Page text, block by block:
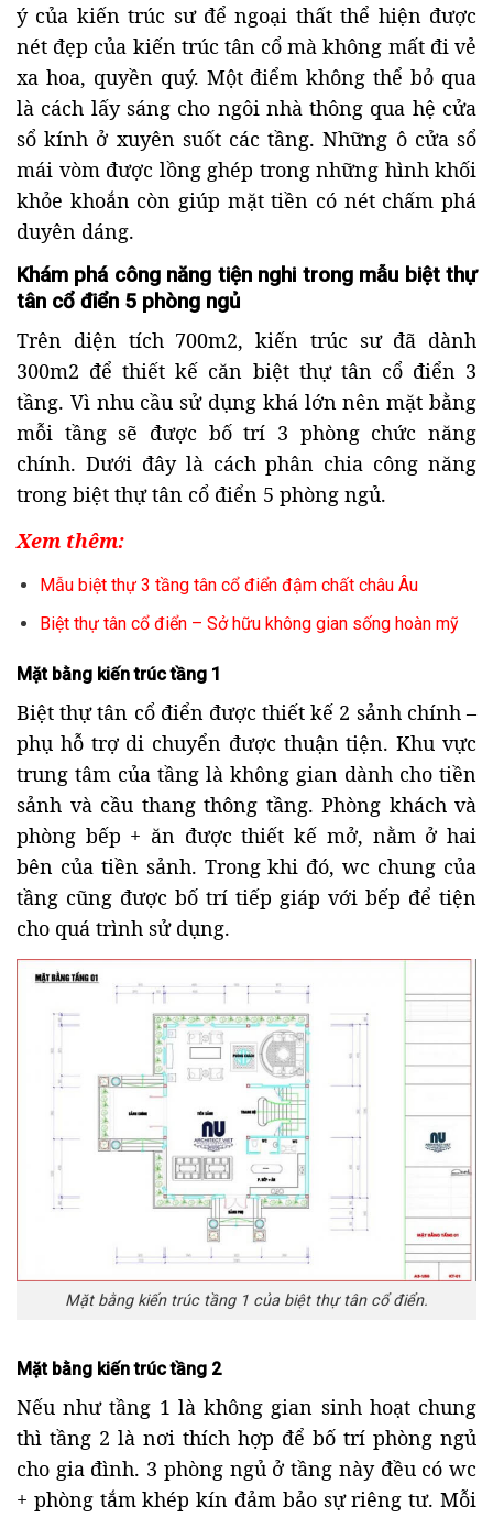
ý của kiến trúc sư để ngoại thất thể hiện được
nét đẹp của kiến trúc tân cổ mà không mất đi vẻ
xa hoa, quyền quý. Một điểm không thể bỏ qua
là cách lấy sáng cho ngôi nhà thông qua hệ cửa
sổ kính ở xuyên suốt các tầng. Những ô cửa sổ
mái vòm được lồng ghép trong những hình khối
khỏe khoắn còn giúp mặt tiền có nét chấm phá
duyên dáng.
Khám phá công năng tiện nghi trong mẫu biệt thự
tân cổ điển 5 phòng ngủ
Trên diện tích 700m2, kiến trúc sư đã dành
300m2 để thiết kế căn biệt thự tân cổ điển 3
tầng. Vì nhu cầu sử dụng khá lớn nên mặt bằng
mỗi tầng sẽ được bố trí 3 phòng chức năng
chính. Dưới đây là cách phân chia công năng
trong biệt thự tân cổ điển 5 phòng ngủ.
Xem thêm:
Mẫu biệt thự 3 tầng tân cổ điển đậm chất châu Âu
Biệt thự tân cổ điển – Sở hữu không gian sống hoàn mỹ
Mặt bằng kiến trúc tầng 1
Biệt thự tân cổ điển được thiết kế 2 sảnh chính –
phụ hỗ trợ di chuyển được thuận tiện. Khu vực
trung tâm của tầng là không gian dành cho tiền
sảnh và cầu thang thông tầng. Phòng khách và
phòng bếp + ăn được thiết kế mở, nằm ở hai
bên của tiền sảnh. Trong khi đó, wc chung của
tầng cũng được bố trí tiếp giáp với bếp để tiện
cho quá trình sử dụng.
Mặt bằng kiến trúc tầng 1 của biệt thự tân cổ điển.
Mặt bằng kiến trúc tầng 2
Nếu như tầng 1 là không gian sinh hoạt chung
thì tầng 2 là nơi thích hợp để bố trí phòng ngủ
cho gia đình. 3 phòng ngủ ở tầng này đều có wc
+ phòng tắm khép kín đảm bảo sự riêng tư. Mỗi